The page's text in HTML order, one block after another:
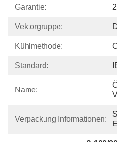
Garantie:
Vektorgruppe:
Kühlmethode:
Standard:
Name:
Verpackung Informationen: